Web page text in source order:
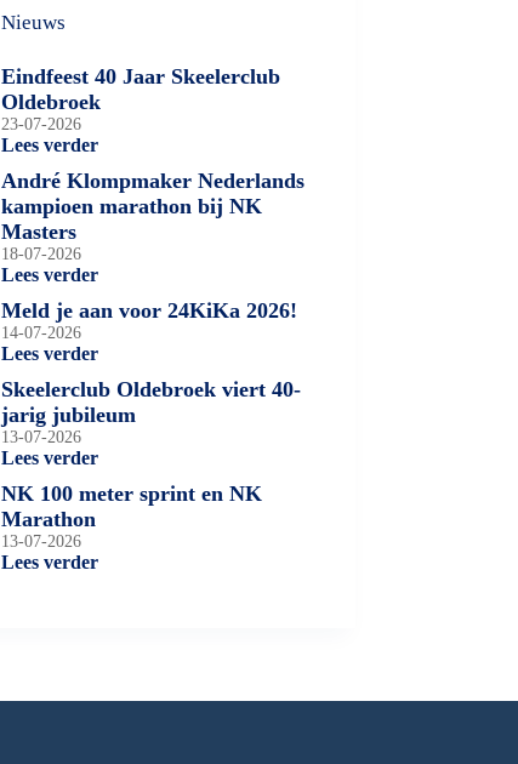
Nieuws
Eindfeest 40 Jaar Skeelerclub
Oldebroek
23-07-2026
Lees verder
André Klompmaker Nederlands
kampioen marathon bij NK
Masters
18-07-2026
Lees verder
Meld je aan voor 24KiKa 2026!
14-07-2026
Lees verder
Skeelerclub Oldebroek viert 40-
jarig jubileum
13-07-2026
Lees verder
NK 100 meter sprint en NK
Marathon
13-07-2026
Lees verder